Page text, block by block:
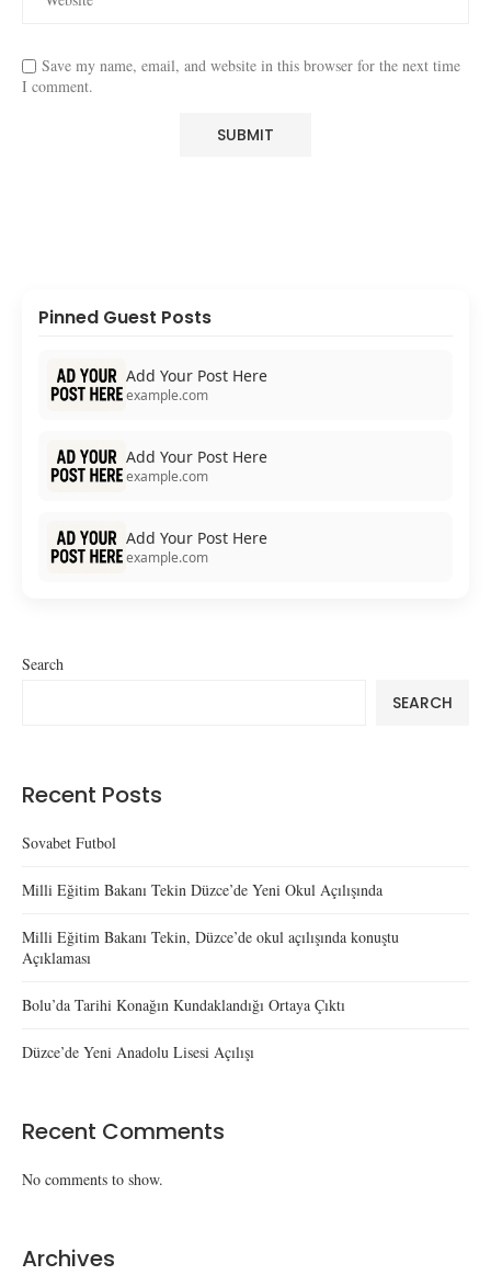
Save my name, email, and website in this browser for the next time
I comment.
Pinned Guest Posts
Add Your Post Here
example.com
Add Your Post Here
example.com
Add Your Post Here
example.com
Search
SEARCH
Recent Posts
Sovabet Futbol
Milli Eğitim Bakanı Tekin Düzce’de Yeni Okul Açılışında
Milli Eğitim Bakanı Tekin, Düzce’de okul açılışında konuştu
Açıklaması
Bolu’da Tarihi Konağın Kundaklandığı Ortaya Çıktı
Düzce’de Yeni Anadolu Lisesi Açılışı
Recent Comments
No comments to show.
Archives